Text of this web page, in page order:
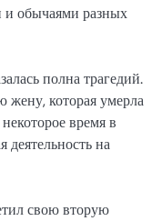
и обычаями разных
полна трагедий.
жену, которая умерла
время в
деятельность на
свою вторую